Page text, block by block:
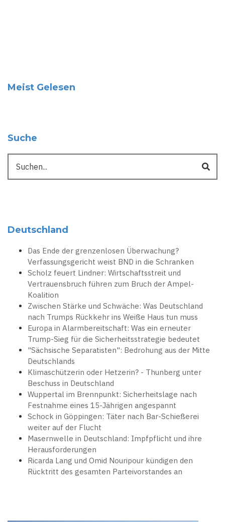
Meist Gelesen
Suche
Deutschland
Das Ende der grenzenlosen Überwachung?
Verfassungsgericht weist BND in die Schranken
Scholz feuert Lindner: Wirtschaftsstreit und
Vertrauensbruch führen zum Bruch der Ampel-
Koalition
Zwischen Stärke und Schwäche: Was Deutschland
nach Trumps Rückkehr ins Weiße Haus tun muss
Europa in Alarmbereitschaft: Was ein erneuter
Trump-Sieg für die Sicherheitsstrategie bedeutet
"Sächsische Separatisten": Bedrohung aus der Mitte
Deutschlands
Klimaschützerin oder Hetzerin? - Thunberg unter
Beschuss in Deutschland
Wuppertal im Brennpunkt: Sicherheitslage nach
Festnahme eines 15-Jährigen angespannt
Schock in Göppingen: Täter nach Bar-Schießerei
weiter auf der Flucht
Masernwelle in Deutschland: Impfpflicht und ihre
Herausforderungen
Ricarda Lang und Omid Nouripour kündigen den
Rücktritt des gesamten Parteivorstandes an